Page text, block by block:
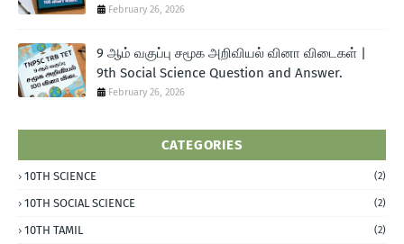
February 26, 2026
9 ஆம் வகுப்பு சமூக அறிவியல் வினா விடைகள் |
9th Social Science Question and Answer.
February 26, 2026
CATEGORIES
10TH SCIENCE (2)
10TH SOCIAL SCIENCE (2)
10TH TAMIL (2)